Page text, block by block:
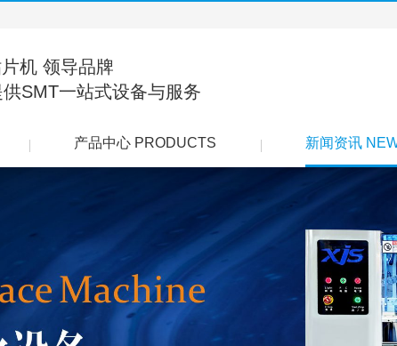
机 领导品牌
SMT一站式设备与服务
产品中心 PRODUCTS 新闻资讯